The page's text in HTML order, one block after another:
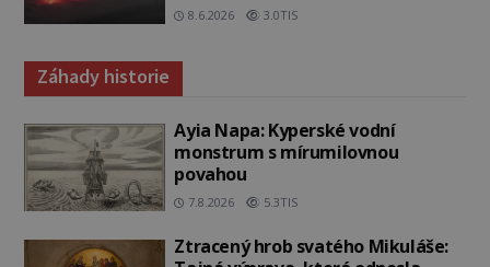
8.6.2026 3.0TIS
Záhady historie
Ayia Napa: Kyperské vodní
monstrum s mírumilovnou
povahou
7.8.2026 5.3TIS
Ztracený hrob svatého Mikuláše: